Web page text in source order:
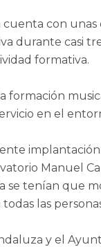
con
durante casi
formativa.
formación
en el
Manuel
se tenían que
las
y el